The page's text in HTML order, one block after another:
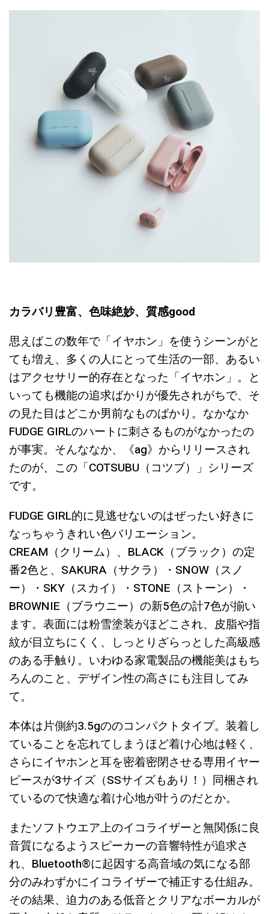
カラバリ豊富、色味絶妙、質感good
思えばこの数年で「イヤホン」を使うシーンがと
ても増え、多くの人にとって生活の一部、あるい
はアクセサリー的存在となった「イヤホン」。と
いっても機能の追求ばかりが優先されがちで、そ
の見た目はどこか男前なものばかり。なかなか
FUDGE GIRLのハートに刺さるものがなかったの
が事実。そんななか、《ag》からリリースされ
たのが、この「COTSUBU（コツブ）」シリーズ
です。
FUDGE GIRL的に見逃せないのはぜったい好きに
なっちゃうきれい色バリエーション。
CREAM（クリーム）、BLACK（ブラック）の定
番2色と、SAKURA（サクラ）・SNOW（スノ
ー）・SKY（スカイ）・STONE（ストーン）・
BROWNIE（ブラウニー）の新5色の計7色が揃い
ます。表面には粉雪塗装がほどこされ、皮脂や指
紋が目立ちにくく、しっとりざらっとした高級感
のある手触り。いわゆる家電製品の機能美はもち
ろんのこと、デザイン性の高さにも注目してみ
て。
本体は片側約3.5gののコンパクトタイプ。装着し
ていることを忘れてしまうほど着け心地は軽く、
さらにイヤホンと耳を密着密閉させる専用イヤー
ピースが3サイズ（SSサイズもあり！）同梱され
ているので快適な着け心地が叶うのだとか。
またソフトウエア上のイコライザーと無関係に良
音質になるようスピーカーの音響特性が追求さ
れ、Bluetooth®に起因する高音域の気になる部
分のみわずかにイコライザーで補正する仕組み。
その結果、迫力のある低音とクリアなボーカルが